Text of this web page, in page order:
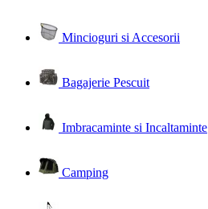
Mincioguri si Accesorii
Bagajerie Pescuit
Imbracaminte si Incaltaminte
Camping